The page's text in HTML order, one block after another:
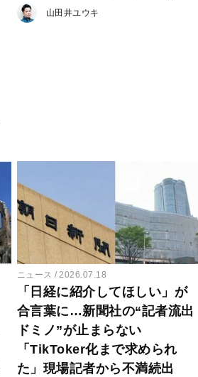
戦
山田井ユウキ
ニュース 2026.07.18
「日経に紹介してほしい」が
合言葉に…新聞社の“記者流出
ドミノ”が止まらない
「TikToker化まで求められ
た」現場記者から不満続出